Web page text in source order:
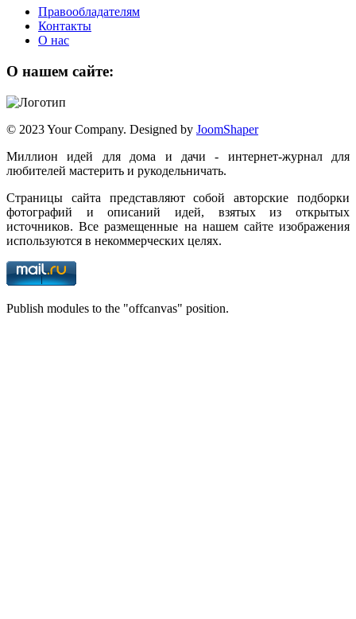
Правообладателям
Контакты
О нас
О нашем сайте:
© 2023 Your Company. Designed by JoomShaper
Миллион идей для дома и дачи - интернет-журнал для
любителей мастерить и рукодельничать.
Страницы сайта представляют собой авторские подборки
фотографий и описаний идей, взятых из открытых
источников. Все размещенные на нашем сайте изображения
используются в некоммерческих целях.
Publish modules to the "offcanvas" position.